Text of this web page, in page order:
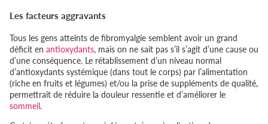
Les facteurs aggravants
Tous les gens atteints de fibromyalgie semblent avoir un grand
déficit en antioxydants, mais on ne sait pas s’il s’agit d’une cause ou
d’une conséquence. Le rétablissement d’un niveau normal
d’antioxydants systémique (dans tout le corps) par l’alimentation
(riche en fruits et légumes) et/ou la prise de suppléments de qualité,
permettrait de réduire la douleur ressentie et d’améliorer le
sommeil.